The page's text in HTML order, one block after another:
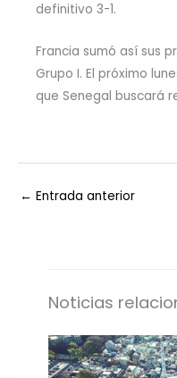
definitivo 3-1.
Francia sumó así sus
Grupo I. El próximo
que Senegal buscará
← Entrada anterior
Noticias